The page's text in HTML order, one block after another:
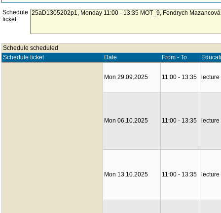
Schedule
ticket:
Schedule scheduled
Schedule ticket
Date From - To
Mon 29.09.2025 11:00 - 13:35 lecture
Mon 06.10.2025 11:00 - 13:35 lecture
Mon 13.10.2025 11:00 - 13:35 lecture